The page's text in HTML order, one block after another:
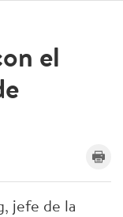
el
jefe de la